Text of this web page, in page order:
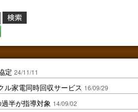
定 24/11/11
ル家電同時回収サービス 16/09/29
半が指導対象 14/09/02